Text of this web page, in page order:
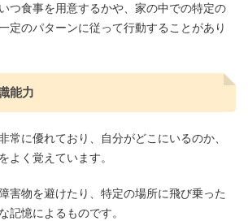
つ食事を用意するかや、家の中での特定の
定のパターンに従って行動することがあり
能力
常に優れており、自分がどこにいるのか、
よく覚えています。
害物を避けたり、特定の場所に飛び乗った
記憶によるものです。